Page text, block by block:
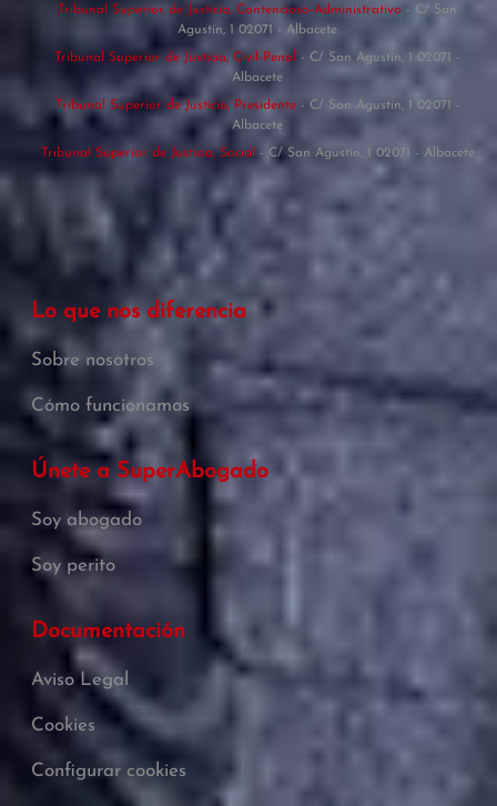
Tribunal Superior de Justicia, Contencioso-Administrativo - C/ San
Agustín, 1 02071 - Albacete
Tribunal Superior de Justicia, Civil-Penal - C/ San Agustín, 1 02071 -
Albacete
Tribunal Superior de Justicia, Presidente - C/ San Agustín, 1 02071 -
Albacete
Tribunal Superior de Justicia, Social - C/ San Agustín, 1 02071 - Albacete
Lo que nos diferencia
Sobre nosotros
Cómo funcionamos
Únete a SuperAbogado
Soy abogado
Soy perito
Documentación
Aviso Legal
Cookies
Configurar cookies